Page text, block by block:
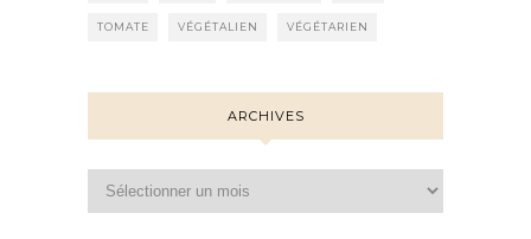
TOMATE VÉGÉTALIEN VÉGÉTARIEN
ARCHIVES